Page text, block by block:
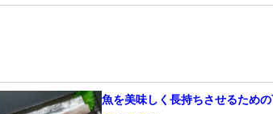
魚を美味しく長持ちさせるため